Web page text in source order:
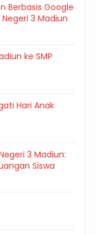
Berbasis Google
3 Madiun
ke SMP
Hari Anak
3 Madiun:
Siswa